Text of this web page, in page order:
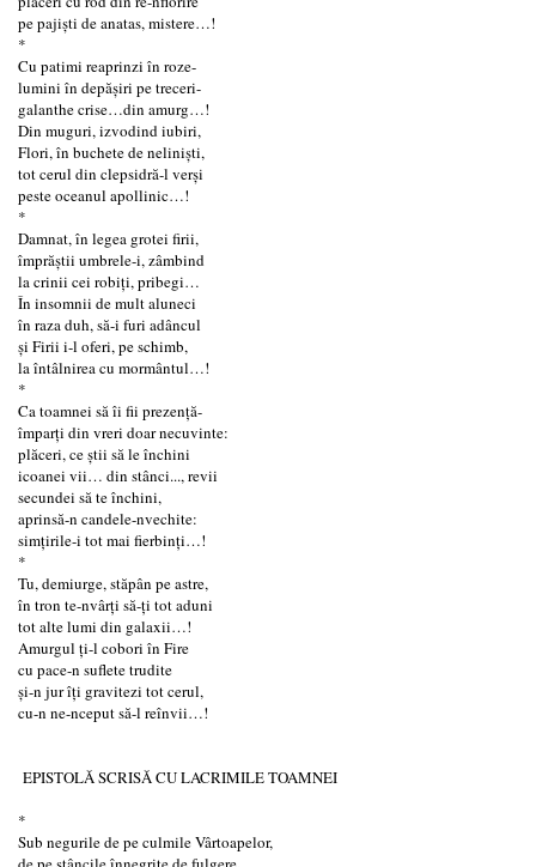
pe pajiști de anatas, mistere…!
*
Cu patimi reaprinzi în roze-
lumini în depășiri pe treceri-
galanthe crise…din amurg…!
Din muguri, izvodind iubiri,
Flori, în buchete de nelinişti,
tot cerul din clepsidră-l verși
peste oceanul apollinic…!
*
Damnat, în legea grotei firii,
împrăştii umbrele-i, zâmbind
la crinii cei robiți, pribegi…
În insomnii de mult aluneci
în raza duh, să-i furi adâncul
și Firii i-l oferi, pe schimb,
la întâlnirea cu mormântul…!
*
Ca toamnei să îi fii prezență-
împarţi din vreri doar necuvinte:
plăceri, ce ştii să le închini
icoanei vii… din stânci..., revii
secundei să te închini,
aprinsă-n candele-nvechite:
simțirile-i tot mai fierbinți…!
*
Tu, demiurge, stăpân pe astre,
în tron te-nvârți să-ți tot aduni
tot alte lumi din galaxii…!
Amurgul ți-l cobori în Fire
cu pace-n suflete trudite
și-n jur îți gravitezi tot cerul,
cu-n ne-nceput să-l reînvii…!
EPISTOLĂ SCRISĂ CU LACRIMILE TOAMNEI
*
Sub negurile de pe culmile Vârtoapelor,